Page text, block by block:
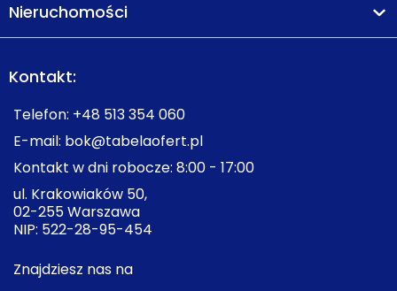
Nieruchomości
Kontakt:
Telefon: +48 513 354 060
E-mail: bok@tabelaofert.pl
Kontakt w dni robocze: 8:00 - 17:00
ul. Krakowiaków 50,
02-255 Warszawa
NIP: 522-28-95-454
Znajdziesz nas na